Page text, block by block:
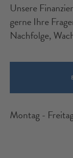
Unsere
gerne Ihre
Nachfolge,
Montag -